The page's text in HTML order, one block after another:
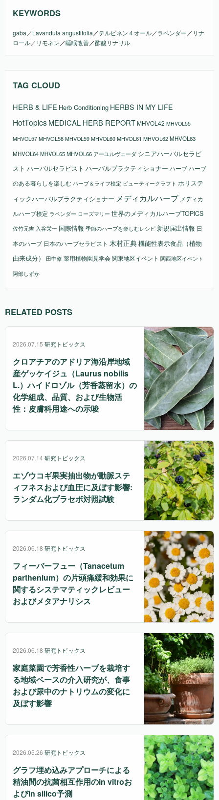
KEYWORDS
gaba ／Lavandula angustifolia ／テルピネン４オール／ラベンダー ／ リナ
ロール／ リモネン ／睡眠改善／酢酸リナリル
TAG CLOUD
HERB & LIFE Herb Conditioning HERBS IN MY LIFE
HotTopics MEDICAL HERB REPORTMHVOL42 MHVOL55
MHVOL57 MHVOL58 MHVOL59 MHVOL60 MHVOL61 MHVOL62MHVOL63
MHVOL64MHVOL65MHVOL66 アーユルヴェーダ シニアハーバルセラピ
スト ハーバルセラピスト ハーバルプラクティショナー ハーブハーブ
のある暮らしを楽しむ ハーブ＆ライフ検定 ビューティークラフト ホリステ
ィックハーバルプラクティショナー メディカルハーブ メディカ
ルハーブ検定 ラベンダー ローズマリー 世界のメディカルハーブTOPICS
佐竹元吉 入谷栄一 国際情報 季節のハーブを楽しむレシピ 新規届出情報 日
本のハーブ 日本のハーブセラピスト 木村正典機能性表示食品（植物
由来成分）
田中修 薬用植物園見学会関東地区イベント 関西地区イベント
阿部しずか
RELATED POSTS
2026.07.15 研究トピックス
クロアチアのアドリア海沿岸地域
産ゲッケイジュ（Laurus nobilis
L.）ハイドロゾル（芳香蒸留水）の
化学組成、品質、および生物活
性：皮膚科用途への示唆
2026.07.14研究トピックス
エゾウコギ果実抽出物が動脈ステ
ィフネスおよび血圧に及ぼす影響:
ランダム化プラセボ対照試験
2026.06.18 研究トピックス
フィーバーフュー（Tanacetum
parthenium）の片頭痛緩和効果に
関するシステマティックレビュー
およびメタアナリシス
2026.06.18 研究トピックス
家庭菜園で芳香性ハーブを栽培す
る地域ベースの介入研究が、食事
および尿中のナトリウムの変化に
及ぼす影響
2026.05.26 研究トピックス
グラフ埋め込みアプローチによる
精油間の抗菌相互作用のin vitroお
よびin silico予測